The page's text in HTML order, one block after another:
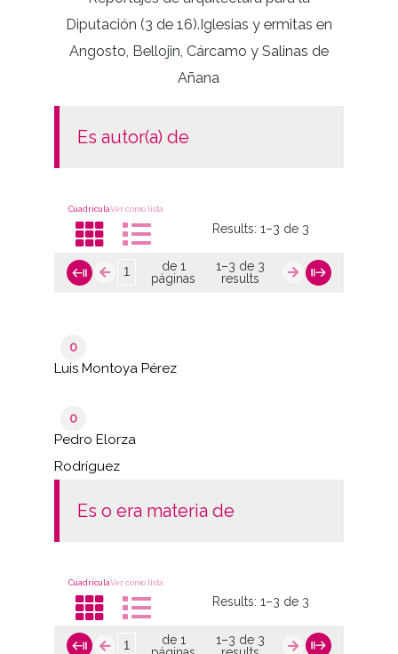
Diputación (3 de 16).Iglesias y ermitas en
Angosto, Bellojin, Cárcamo y Salinas de
Añana
es autor(a) de
CuadrículaVer como lista
Results:1–3 de 3
de 1
páginas
1–3 de 3
results
0
Luis Montoya Pérez
0
Pedro Elorza
Rodríguez
es o era materia de
CuadrículaVer como lista
Results:1–3 de 3
de 1
1–3 de 3